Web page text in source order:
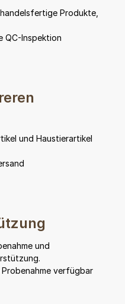
Produkte,
QC-Inspektion
und Haustierartikel
und
Probenahme verfügbar